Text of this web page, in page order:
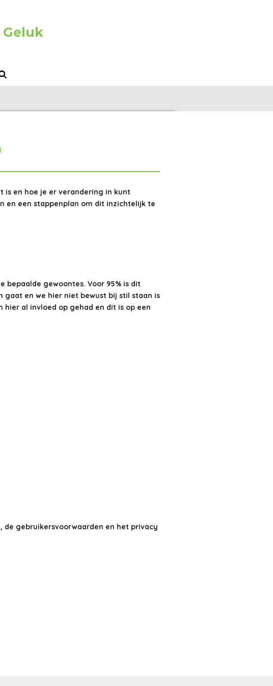
is en hoe je er verandering in kunt
en een stappenplan om dit inzichtelijk te
bepaalde gewoontes. Voor 95% is dit
gaat en we hier niet bewust bij stil staan is
al invloed op gehad en dit is op een
de gebruikersvoorwaarden en het privacy